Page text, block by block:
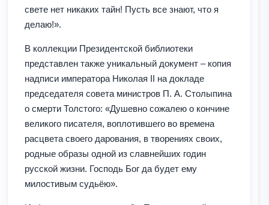
свете нет никаких тайн! Пусть все знают, что я
делаю!».
В коллекции Президентской библиотеки
представлен также уникальный документ – копия
надписи императора Николая II на докладе
председателя совета министров П. А. Столыпина
о смерти Толстого: «Душевно сожалею о кончине
великого писателя, воплотившего во времена
расцвета своего дарования, в творениях своих,
родные образы одной из славнейших годин
русской жизни. Господь Бог да будет ему
милостивым судьёю».